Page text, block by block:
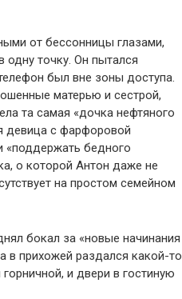
от бессонницы глазами,
одну точку. Он пытался
был вне зоны доступа.
матерью и сестрой,
та самая «дочка нефтяного
девица с фарфоровой
«поддержать бедного
о которой Антон даже не
на простом семейном
бокал за «новые начинания
в прихожей раздался какой-то
и двери в гостиную